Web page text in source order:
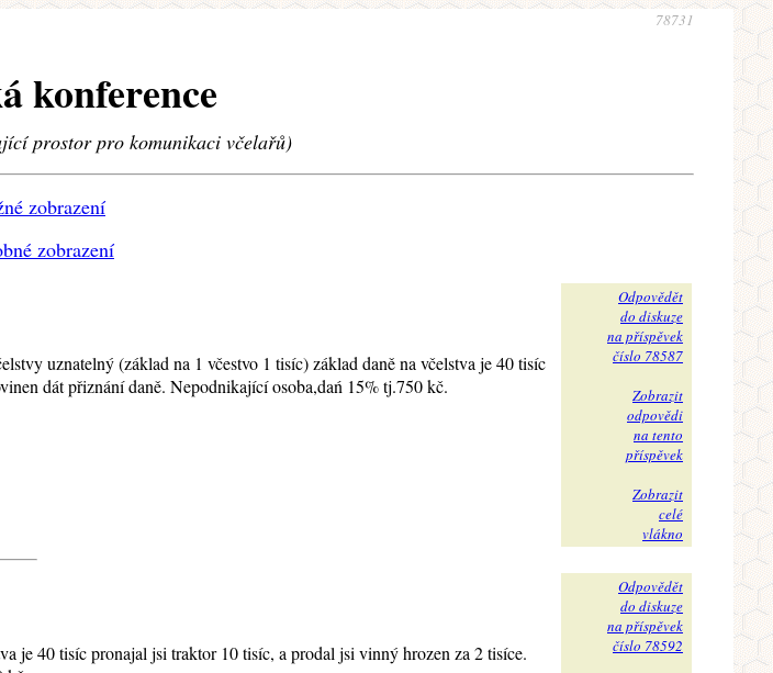
78731
konference
prostor pro komunikaci včelařů)
zobrazení
zobrazení
uznatelný (základ na 1 včestvo 1 tisíc) základ daně na včelstva je 40 tisíc
dát přiznání daně. Nepodnikající osoba,dań 15% tj.750 kč.
Odpovědět
do diskuze
na příspěvek
číslo 78587
Zobrazit
odpovědi
na tento
příspěvek
Zobrazit
celé
vlákno
je 40 tisíc pronajal jsi traktor 10 tisíc, a prodal jsi vinný hrozen za 2 tisíce.
Odpovědět
do diskuze
na příspěvek
číslo 78592